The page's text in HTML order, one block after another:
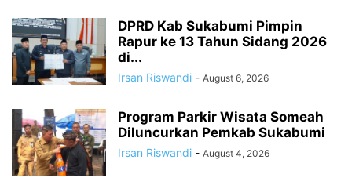
DPRD Kab Sukabumi Pimpin
Rapur ke 13 Tahun Sidang 2026
di...
Irsan Riswandi - August 6, 2026
Program Parkir Wisata Someah
Diluncurkan Pemkab Sukabumi
Irsan Riswandi - August 4, 2026